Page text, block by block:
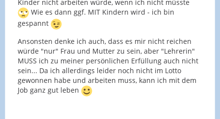
Kinder nicht arbeiten würde, wenn ich nicht müsste
Wie es dann ggf. MIT Kindern wird - ich bin
gespannt
Ansonsten denke ich auch, dass es mir nicht reichen
würde "nur" Frau und Mutter zu sein, aber "Lehrerin"
MUSS ich zu meiner persönlichen Erfüllung auch nicht
sein... Da ich allerdings leider noch nicht im Lotto
gewonnen habe und arbeiten muss, kann ich mit dem
Job ganz gut leben